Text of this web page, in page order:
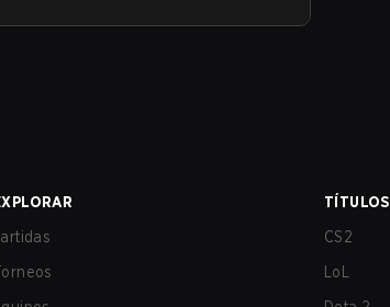
TÍTULOS
CS2
LoL